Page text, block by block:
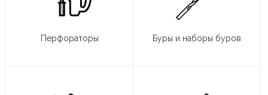
Перфораторы Буры и наборы буров